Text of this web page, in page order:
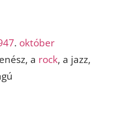
. október
a rock, a jazz,